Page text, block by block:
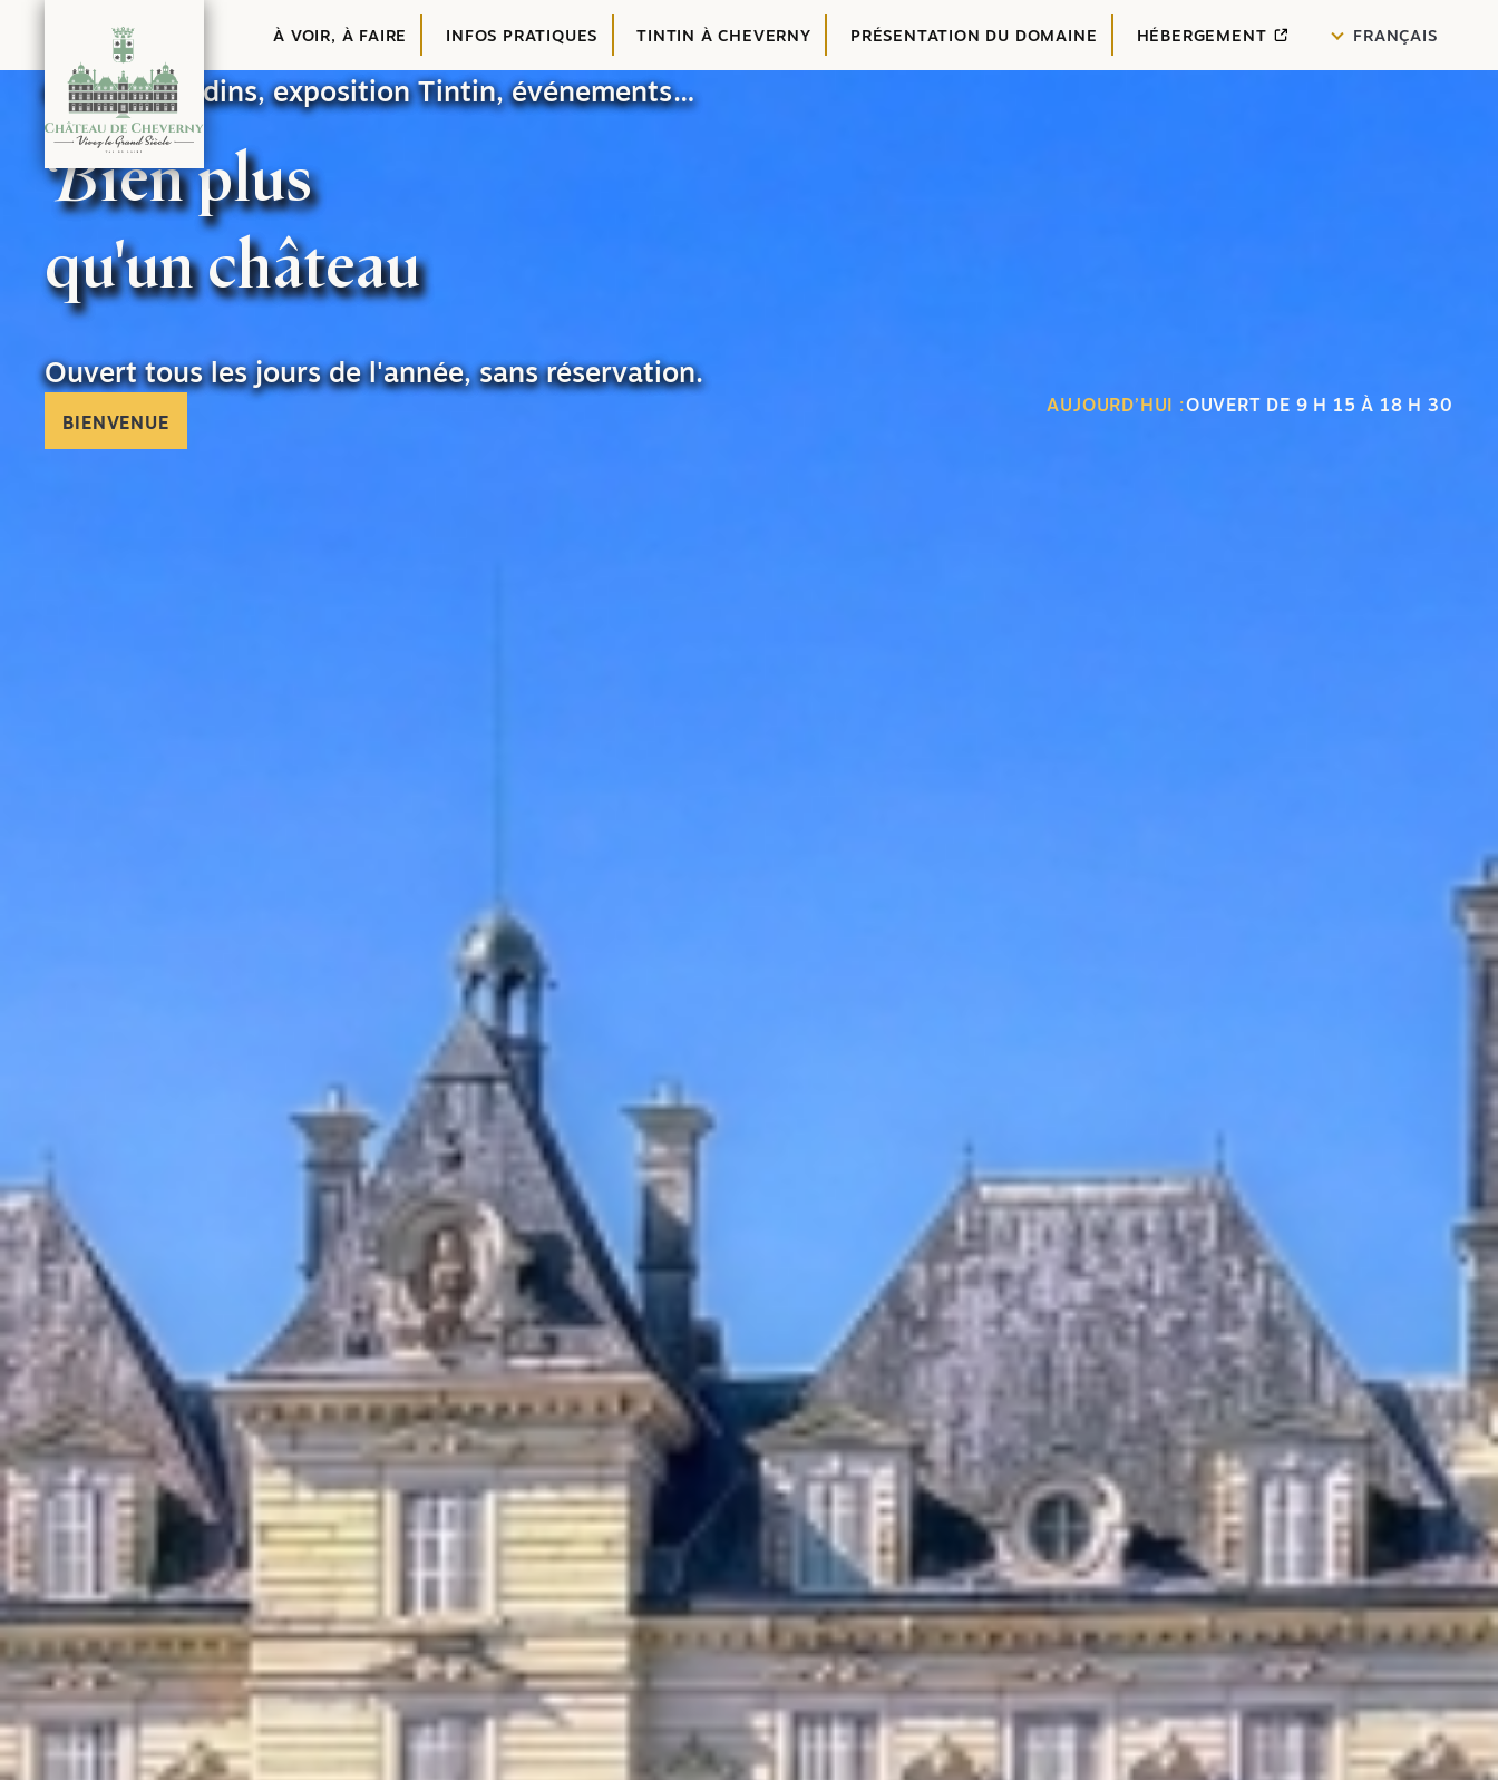
À VOIR, À FAIRE INFOS PRATIQUES TINTIN À CHEVERNY PRÉSENTATION DU DOMAINE HÉBERGEMENT FRANÇAIS
Château, jardins, exposition Tintin, événements…
Bien plus
qu'un château
Ouvert tous les jours de l'année, sans réservation.
AUJOURD’HUI :OUVERT DE 9 H 15 À 18 H 30
BIENVENUE